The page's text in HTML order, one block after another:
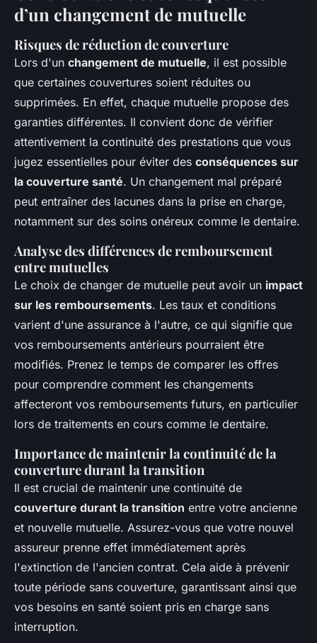
d’un changement de mutuelle
Risques de réduction de couverture
Lors d'un changement de mutuelle, il est possible
que certaines couvertures soient réduites ou
supprimées. En effet, chaque mutuelle propose des
garanties différentes. Il convient donc de vérifier
attentivement la continuité des prestations que vous
jugez essentielles pour éviter des conséquences sur
la couverture santé. Un changement mal préparé
peut entraîner des lacunes dans la prise en charge,
notamment sur des soins onéreux comme le dentaire.
Analyse des différences de remboursement
entre mutuelles
Le choix de changer de mutuelle peut avoir un impact
sur les remboursements. Les taux et conditions
varient d'une assurance à l'autre, ce qui signifie que
vos remboursements antérieurs pourraient être
modifiés. Prenez le temps de comparer les offres
pour comprendre comment les changements
affecteront vos remboursements futurs, en particulier
lors de traitements en cours comme le dentaire.
Importance de maintenir la continuité de la
couverture durant la transition
Il est crucial de maintenir une continuité de
couverture durant la transition entre votre ancienne
et nouvelle mutuelle. Assurez-vous que votre nouvel
assureur prenne effet immédiatement après
l'extinction de l'ancien contrat. Cela aide à prévenir
toute période sans couverture, garantissant ainsi que
vos besoins en santé soient pris en charge sans
interruption.